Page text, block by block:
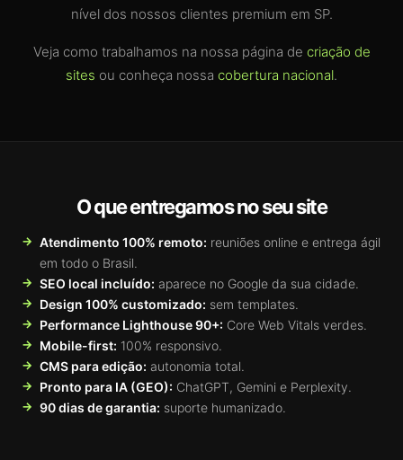
nível dos nossos clientes premium em SP.
Veja como trabalhamos na nossa página de criação de
sites ou conheça nossa cobertura nacional.
O que entregamos no seu site
Atendimento 100% remoto: reuniões online e entrega ágil
em todo o Brasil.
SEO local incluído: aparece no Google da sua cidade.
Design 100% customizado: sem templates.
Performance Lighthouse 90+: Core Web Vitals verdes.
Mobile-first: 100% responsivo.
CMS para edição: autonomia total.
Pronto para IA (GEO): ChatGPT, Gemini e Perplexity.
90 dias de garantia: suporte humanizado.